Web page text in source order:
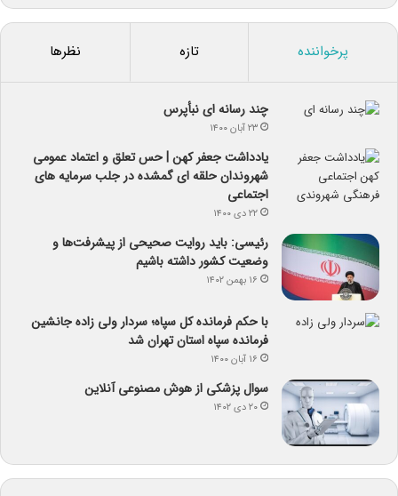
پرخواننده تازه نظرها
چند رسانه ای نبأپرس
۲۳ آبان ۱۴۰۰
یادداشت جعفر کهن | حس تعلق و اعتماد عمومی
شهروندان حلقه ای گمشده در جلب سرمایه های
اجتماعی
۲۲ دی ۱۴۰۰
رئیسی: باید روایت صحیحی از پیشرفت‌ها و
وضعیت کشور داشته باشیم
۱۶ بهمن ۱۴۰۲
با حکم فرمانده کل سپاه؛ سردار ولی زاده جانشین
فرمانده سپاه استان تهران شد
۱۶ آبان ۱۴۰۰
سوال پزشکی از هوش مصنوعی آنلاین
۲۰ دی ۱۴۰۲